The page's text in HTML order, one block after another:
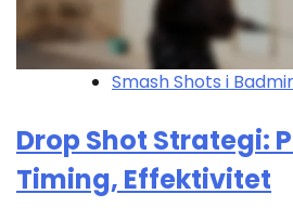
Smash Shots i
Drop Shot Strategi:
Timing, Effektivitet